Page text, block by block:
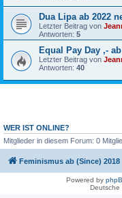
Dua Lipa ab 2022
Letzter Beitrag von
Antworten: 5
Equal Pay Day ,-
Letzter Beitrag von
Antworten: 40
WER IST ONLINE?
Mitglieder in diesem Forum: 0
Feminismus ab (Since) 2018
Powered by
Deutsche